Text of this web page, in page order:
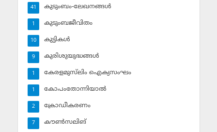
കുടുംബം-ലേഖനങ്ങള്‍
41
കുടുംബജീവിതം
1
കുട്ടികള്‍
10
കുരിശുയുദ്ധങ്ങള്‍
9
കേരളമുസ്‌ലിം ഐക്യസംഘം
1
കോപംതോന്നിയാല്‍
1
ക്രോഡീകരണം
2
കൗണ്‍സലിങ്‌
7